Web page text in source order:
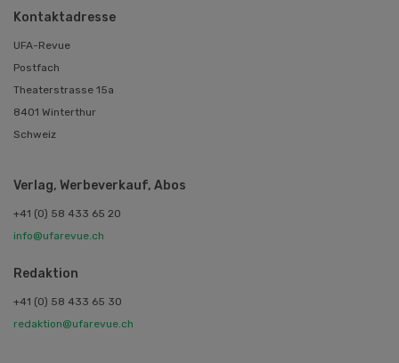
Kontaktadresse
UFA-Revue
Postfach
Theaterstrasse 15a
8401 Winterthur
Schweiz
Verlag, Werbeverkauf, Abos
+41 (0) 58 433 65 20
info@ufarevue.ch
Redaktion
+41 (0) 58 433 65 30
redaktion@ufarevue.ch